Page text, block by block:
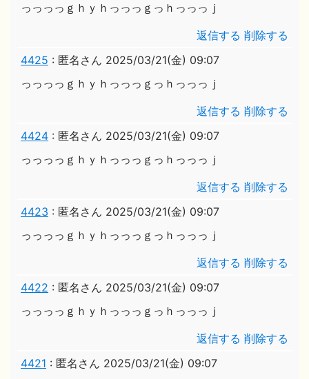
っっっっｇｈｙｈっっっｇっｈっっっｊ
返信する 削除する
4425 : 匿名さん 2025/03/21(金) 09:07
っっっっｇｈｙｈっっっｇっｈっっっｊ
返信する 削除する
4424 : 匿名さん 2025/03/21(金) 09:07
っっっっｇｈｙｈっっっｇっｈっっっｊ
返信する 削除する
4423 : 匿名さん 2025/03/21(金) 09:07
っっっっｇｈｙｈっっっｇっｈっっっｊ
返信する 削除する
4422 : 匿名さん 2025/03/21(金) 09:07
っっっっｇｈｙｈっっっｇっｈっっっｊ
返信する 削除する
4421 : 匿名さん 2025/03/21(金) 09:07